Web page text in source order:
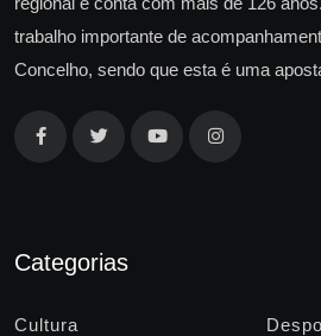
trabalho importante de
Concelho, sendo que esta é uma
Categorias
Cultura